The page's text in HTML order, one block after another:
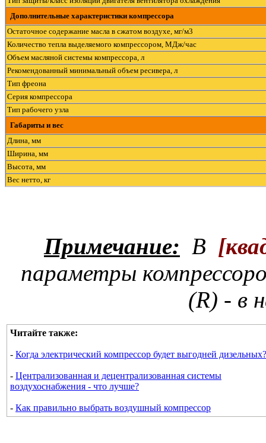
Дополнительные характеристики компрессора
Остаточное содержание масла в сжатом воздухе, мг/м3
Количество тепла выделяемого компрессором, МДж/час
Объем масляной системы компрессора, л
Рекомендованный минимальный объем ресивера, л
Тип фреона
Серия компрессора
Тип рабочего узла
Габариты и вес
Длина, мм
Ширина, мм
Высота, мм
Вес нетто, кг
Примечание: В [
параметры
(R) - в
Читайте также:
- Когда электрический компрессор будет выгодней дизельных?
- Централизованная и децентрализованная системы
воздухоснабжения - что лучше?
- Как правильно выбрать воздушный компрессор